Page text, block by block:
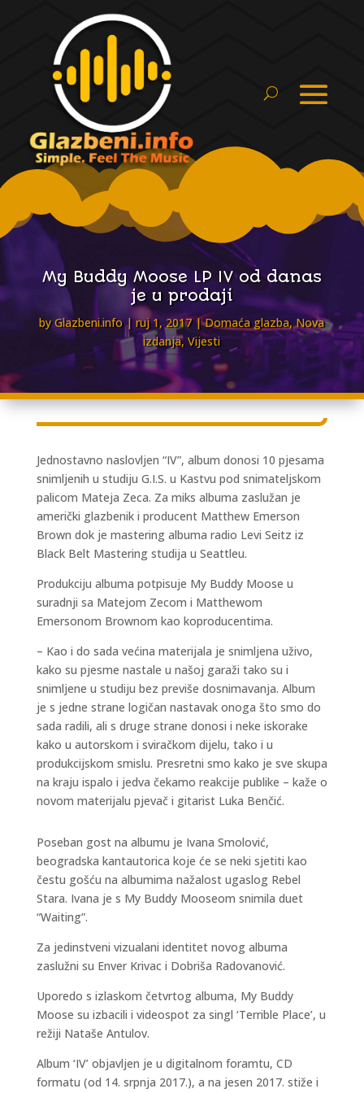
My Buddy Moose LP IV od danas
je u prodaji
byGlazbeni.info ruj 1, 2017 Domaća glazba,Nova
izdanja,Vijesti
Jednostavno naslovljen “IV”, album donosi 10 pjesama
snimljenih u studiju G.I.S. u Kastvu pod snimateljskom
palicom Mateja Zeca. Za miks albuma zaslužan je
američki glazbenik i producent Matthew Emerson
Brown dok je mastering albuma radio Levi Seitz iz
Black Belt Mastering studija u Seattleu.
Produkciju albuma potpisuje My Buddy Moose u
suradnji sa Matejom Zecom i Matthewom
Emersonom Brownom kao koproducentima.
– Kao i do sada većina materijala je snimljena uživo,
kako su pjesme nastale u našoj garaži tako su i
snimljene u studiju bez previše dosnimavanja. Album
je s jedne strane logičan nastavak onoga što smo do
sada radili, ali s druge strane donosi i neke iskorake
kako u autorskom i sviračkom dijelu, tako i u
produkcijskom smislu. Presretni smo kako je sve skupa
na kraju ispalo i jedva čekamo reakcije publike – kaže o
novom materijalu pjevač i gitarist Luka Benčić.
Poseban gost na albumu je Ivana Smolović,
beogradska kantautorica koje će se neki sjetiti kao
čestu gošću na albumima nažalost ugaslog Rebel
Stara. Ivana je s My Buddy Mooseom snimila duet
“Waiting”.
Za jedinstveni vizualani identitet novog albuma
zaslužni su Enver Krivac i Dobriša Radovanović.
Uporedo s izlaskom četvrtog albuma, My Buddy
Moose su izbacili i videospot za singl ‘Terrible Place’, u
režiji Nataše Antulov.
Album ‘IV’ objavljen je u digitalnom foramtu, CD
formatu (od 14. srpnja 2017.), a na jesen 2017. stiže i